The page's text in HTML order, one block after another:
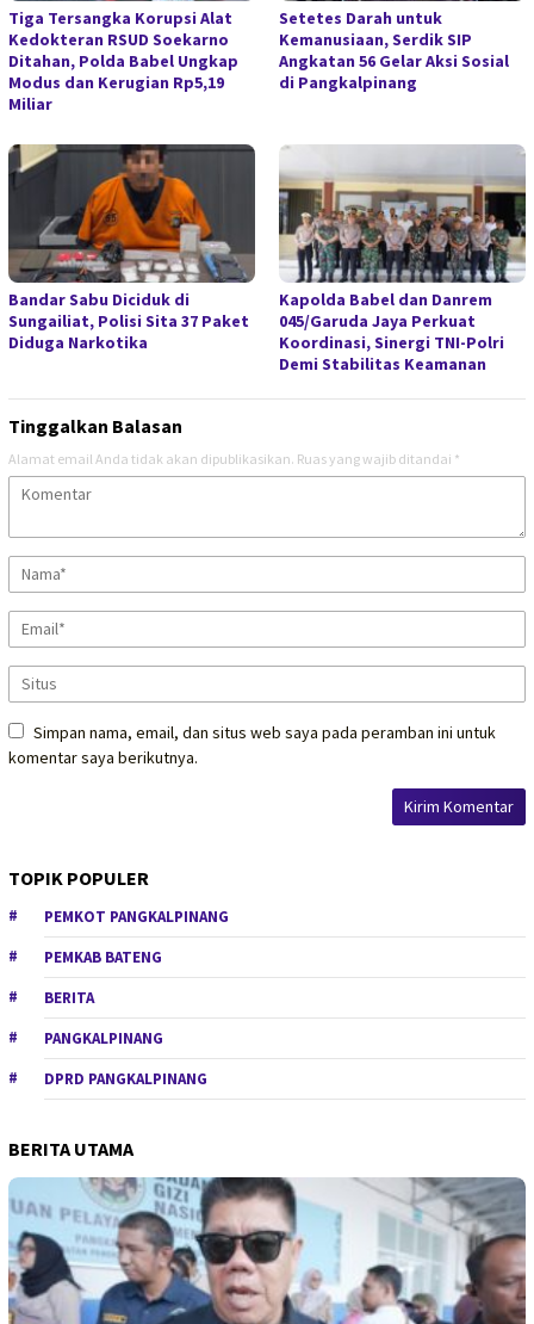
Tiga Tersangka Korupsi Alat
Kedokteran RSUD Soekarno
Ditahan, Polda Babel Ungkap
Modus dan Kerugian Rp5,19
Miliar
Setetes Darah untuk
Kemanusiaan, Serdik SIP
Angkatan 56 Gelar Aksi Sosial
di Pangkalpinang
Bandar Sabu Diciduk di
Sungailiat, Polisi Sita 37 Paket
Diduga Narkotika
Kapolda Babel dan Danrem
045/Garuda Jaya Perkuat
Koordinasi, Sinergi TNI-Polri
Demi Stabilitas Keamanan
Tinggalkan Balasan
Alamat email Anda tidak akan dipublikasikan. Ruas yang wajib ditandai *
Simpan nama, email, dan situs web saya pada peramban ini untuk
komentar saya berikutnya.
TOPIK POPULER
PEMKOT PANGKALPINANG
PEMKAB BATENG
BERITA
PANGKALPINANG
DPRD PANGKALPINANG
BERITA UTAMA